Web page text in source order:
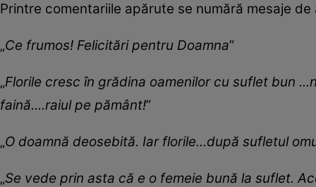
Printre comentariile apărute se numără mesaje
„Ce frumos! Felicitări pentru Doamna”
„Florile cresc în grădina oamenilor cu suflet bun
faină....raiul pe pământ!”
„O doamnă deosebită. Iar florile...după sufletul
„Se vede prin asta că e o femeie bună la suflet.